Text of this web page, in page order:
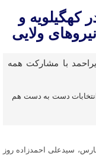
کهگیلویه و
ولایی
انتخابات دست به دست هم
سیدعلی احمدزاده روز